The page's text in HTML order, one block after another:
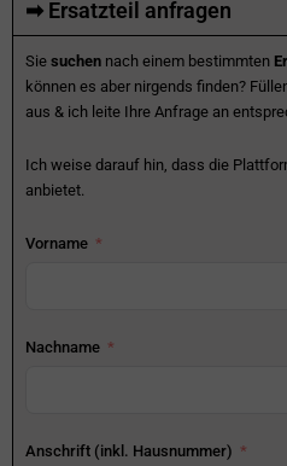
➡ Ersatzteil anfragen
Sie suchen nach einem bestimmten
können es aber nirgends finden?
aus & ich leite Ihre Anfrage an
Ich weise darauf hin, dass die
anbietet.
Vorname
Nachname
Anschrift (inkl. Hausnummer)